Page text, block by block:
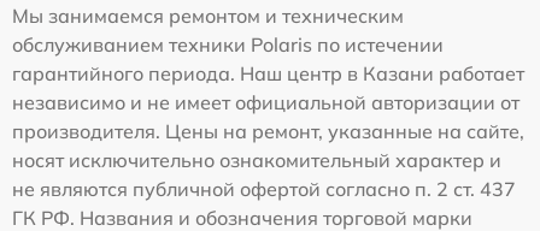
Мы занимаемся ремонтом и техническим
обслуживанием техники Polaris по истечении
гарантийного периода. Наш центр в Казани работает
независимо и не имеет официальной авторизации от
производителя. Цены на ремонт, указанные на сайте,
носят исключительно ознакомительный характер и
не являются публичной офертой согласно п. 2 ст. 437
ГК РФ. Названия и обозначения торговой марки